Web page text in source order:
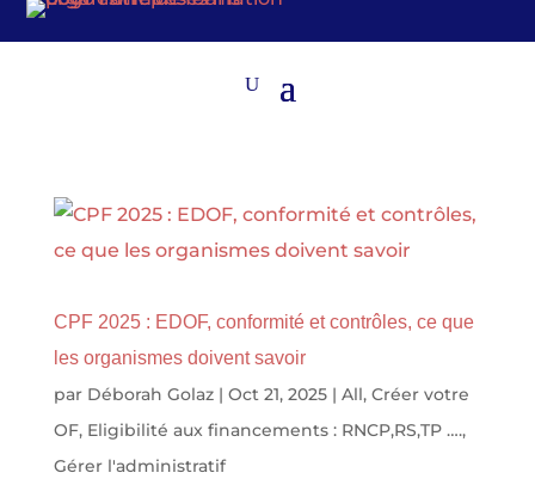
CPF 2025 : EDOF, conformité et contrôles, ce que
les organismes doivent savoir
par Déborah Golaz| Oct 21, 2025| All, Créer votre
OF, Eligibilité aux financements : RNCP,RS,TP ….,
Gérer l'administratif